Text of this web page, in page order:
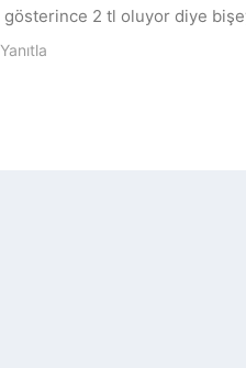
gösterince 2 tl oluyor diye
Yanıtla